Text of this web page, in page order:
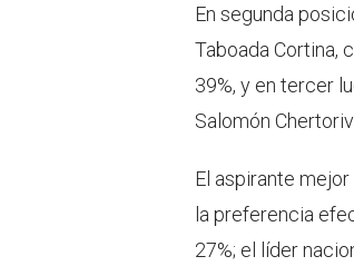
En segunda
Taboada Cortina,
39%, y en tercer
Salomón
El aspirante
la preferencia
27%; el líder